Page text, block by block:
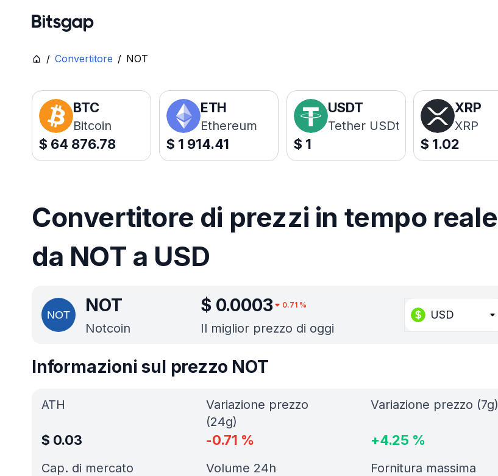
/ Convertitore / NOT
BTC
Bitcoin
$ 64 876.78
ETH
Ethereum
$ 1 914.41
USDT
Tether USDt
$ 1
XRP
XRP
$ 1.02
Convertitore di prezzi in tempo reale
da NOT a USD
NOT
Notcoin
$ 0.0003 0.71 %
Il miglior prezzo di oggi
USD
Informazioni sul prezzo NOT
ATH
$ 0.03
Cap. di mercato
Variazione prezzo
(24g)
-0.71 %
Variazione prezzo (7g)
+4.25 %
Volume 24h Fornitura massima